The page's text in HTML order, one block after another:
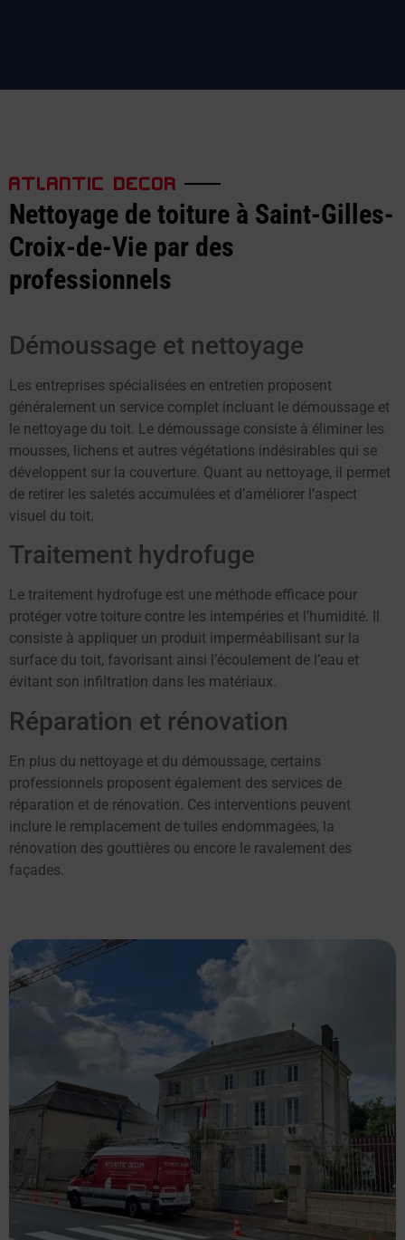
ATLANTIC DECOR
Nettoyage de toiture à Saint-Gilles-
Croix-de-Vie par des
professionnels
Démoussage et nettoyage
Les entreprises spécialisées en entretien proposent
généralement un service complet incluant le démoussage et
le nettoyage du toit. Le démoussage consiste à éliminer les
mousses, lichens et autres végétations indésirables qui se
développent sur la couverture. Quant au nettoyage, il permet
de retirer les saletés accumulées et d’améliorer l’aspect
visuel du toit.
Traitement hydrofuge
Le traitement hydrofuge est une méthode efficace pour
protéger votre toiture contre les intempéries et l’humidité. Il
consiste à appliquer un produit imperméabilisant sur la
surface du toit, favorisant ainsi l’écoulement de l’eau et
évitant son infiltration dans les matériaux.
Réparation et rénovation
En plus du nettoyage et du démoussage, certains
professionnels proposent également des services de
réparation et de rénovation. Ces interventions peuvent
inclure le remplacement de tuiles endommagées, la
rénovation des gouttières ou encore le ravalement des
façades.